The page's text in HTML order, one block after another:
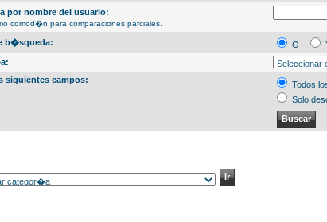
por nombre del usuario:
comod�n para comparaciones parciales.
b�squeda: O
siguientes campos:
Todos
Solo